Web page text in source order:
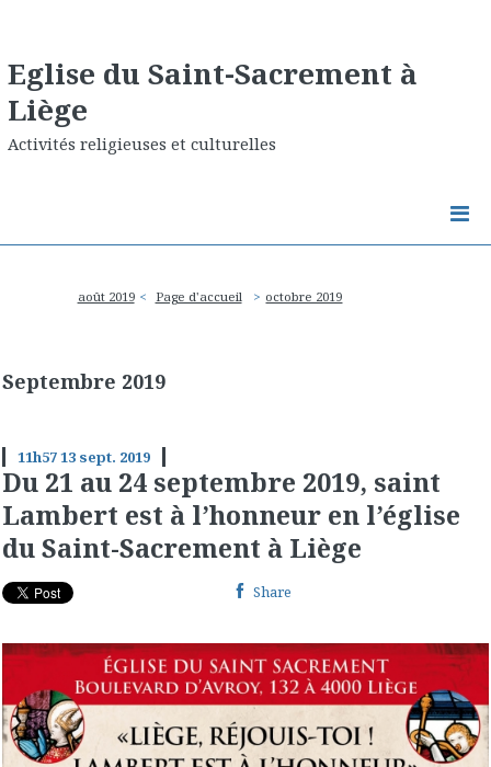
Eglise du Saint-Sacrement à
Liège
Activités religieuses et culturelles
août 2019 Page d'accueil octobre 2019
Septembre 2019
11h5713 sept. 2019
Du 21 au 24 septembre 2019, saint
Lambert est à l’honneur en l’église
du Saint-Sacrement à Liège
Share